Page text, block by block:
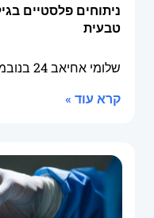
טבעית
שלומי אחיאב24 בנובמבר 2025
קרא עוד »